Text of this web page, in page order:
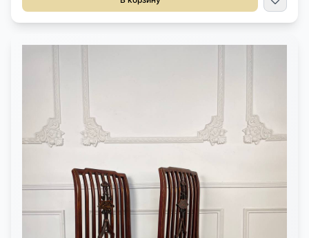
бронзовая фурнитура.С двух сторон поднимается
столешница.Размер 75/108х52х75h см.